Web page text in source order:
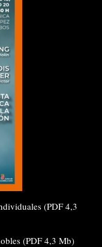
(PDF 4,3
(PDF 4,3 Mb)